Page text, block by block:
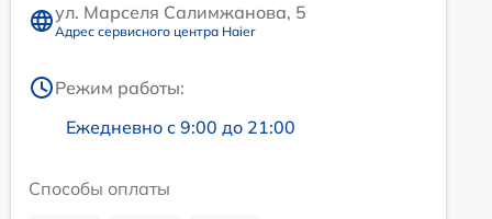
ул. Марселя Салимжанова, 5
Адрес сервисного центра Haier
Режим работы:
Ежедневно с 9:00 до 21:00
Способы оплаты